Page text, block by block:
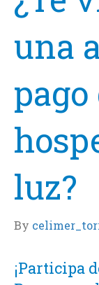
una
pago
luz?
By
¡Participa